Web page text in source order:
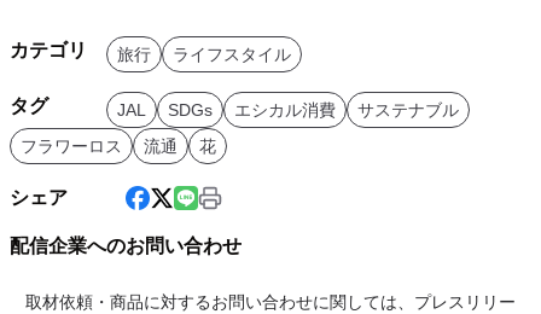
カテゴリ 旅行 ライフスタイル
タグ JAL SDGs エシカル消費
サステナブル
フラワーロス
流通 花
シェア
配信企業へのお問い合わせ
取材依頼・商品に対するお問い合わせに関しては、プレスリリー